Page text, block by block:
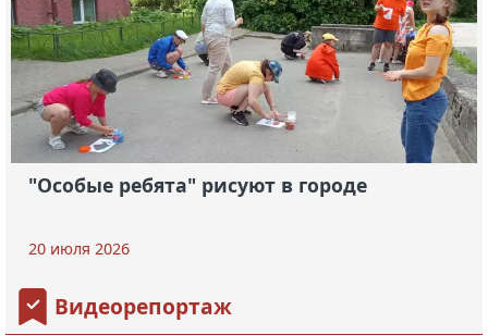
"Особые ребята" рисуют в городе
20 июля 2026
Видеорепортаж